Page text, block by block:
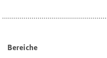
Bereiche